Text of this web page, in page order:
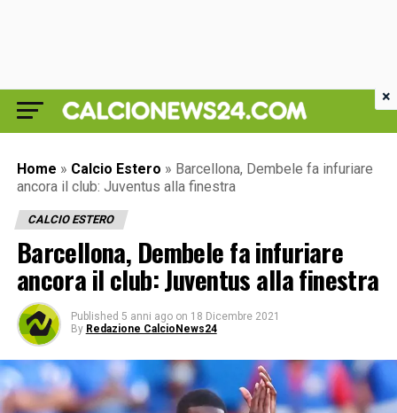
Home » Calcio Estero » Barcellona, Dembele fa infuriare
ancora il club: Juventus alla finestra
CALCIO ESTERO
Barcellona, Dembele fa infuriare
ancora il club: Juventus alla finestra
Published 5 anni ago on 18 Dicembre 2021
By Redazione CalcioNews24
×